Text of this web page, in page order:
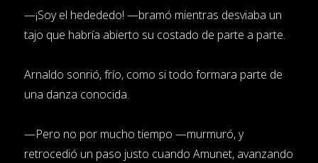
—¡Soy el hedededo! —bramó mientras desviaba un
tajo que habría abierto su costado de parte a parte.
Arnaldo sonrió, frío, como si todo formara parte de
una danza conocida.
—Pero no por mucho tiempo —murmuró, y
retrocedió un paso justo cuando Amunet, avanzando